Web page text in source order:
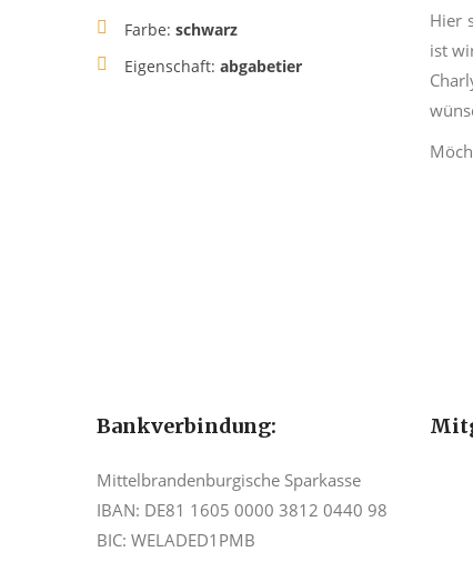
Farbe: schwarz
Eigenschaft: abgabetier
Hier
ist
Bankverbindung:
Mittelbrandenburgische Sparkasse
IBAN: DE81 1605 0000 3812 0440 98
BIC: WELADED1PMB